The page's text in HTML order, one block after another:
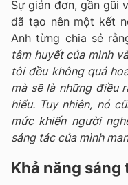
Sự giản đơn, gần gũi
đã tạo nên một kết
Anh từng chia sẻ
tâm huyết của mình
tôi đều không quá
mà sẽ là những điều
hiểu. Tuy nhiên, nó
mức khiến người
sáng tác của mình
Khả năng